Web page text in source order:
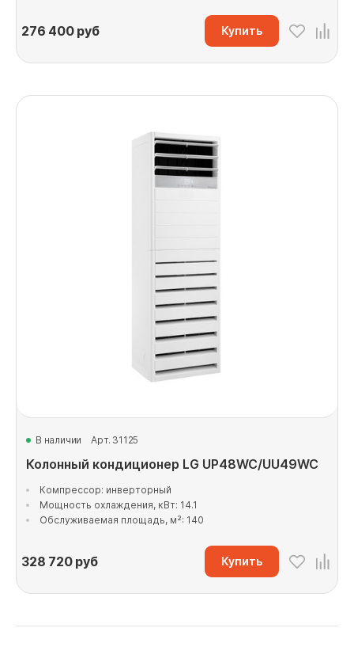
276 400руб Купить
В наличии Арт. 31125
Колонный кондиционер LG UP48WC/UU49WC
Компрессор: инверторный
Мощность охлаждения, кВт: 14.1
Обслуживаемая площадь, м²: 140
328 720руб Купить